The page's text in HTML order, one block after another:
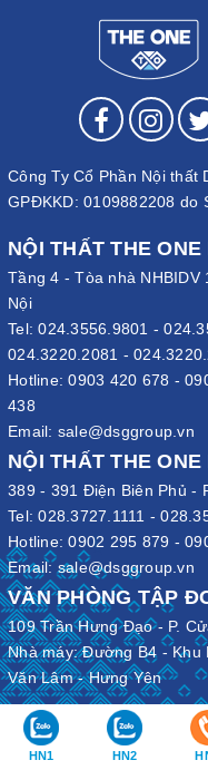
Công Ty Cổ Phần Nội thất
GPĐKKD: 0109882208 do
NỘI THẤT THE
Tầng 4 - Tòa nhà NHBIDV
Nội
Tel:024.3556.9801 -
024.3220.2081 -
Hotline:0903 420 678 -
438
Email: sale@dsggroup.vn
NỘI THẤT THE ONE
389 - 391 Điện Biên Phủ -
Tel:028.3727.1111 -
Hotline:0902 295 879 -
Email:sale@dsggroup.vn
VĂN PHÒNG TẬP
109 Trần Hưng Đạo - P.
Nhà máy: Đường B4 - Khu
Văn Lâm - Hưng Yên
HN1 HN2